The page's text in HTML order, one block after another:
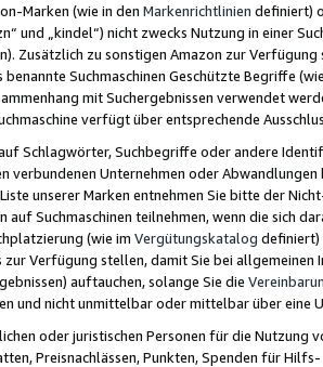
Marken (wie in den Markenrichtlinien definiert)
und „kindel“) nicht zwecks Nutzung in einer
Zusätzlich zu sonstigen Amazon zur
benannte Suchmaschinen Geschützte Begriffe
mit Suchergebnissen verwendet
verfügt über entsprechende
Schlagwörter, Suchbegriffe oder andere
verbundenen Unternehmen oder
unserer Marken entnehmen Sie bitte der
auf Suchmaschinen teilnehmen, wenn die sich
(wie im Vergütungskatalog definiert)
zur Verfügung stellen, damit Sie bei
auftauchen, solange Sie die
und nicht unmittelbar oder mittelbar über eine
oder juristischen Personen für die Nutzung
Preisnachlässen, Punkten, Spenden für